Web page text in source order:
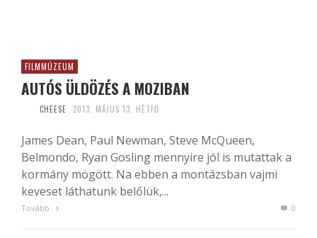
FILMMÚZEUM
AUTÓS ÜLDÖZÉS A MOZIBAN
CHEESE 2013. MÁJUS 13. HÉTFŐ
James Dean, Paul Newman, Steve McQueen,
Belmondo, Ryan Gosling mennyire jól is mutattak a
kormány mögött. Na ebben a montázsban vajmi
keveset láthatunk belőlük,...
Tovább 0